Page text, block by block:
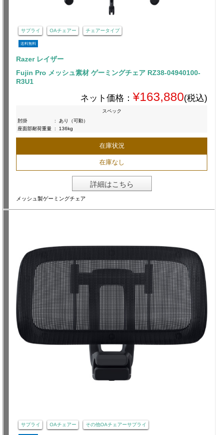
サプライ OAチェアー チェアータイプ
送料無料
Razer レイザー
Fujin Pro メッシュ素材 ゲーミングチェア RZ38-04940100-
R3U1
ネット価格： ¥163,880(税込)
スペック
肘掛
:
あり（可動）
座面部耐荷重量 : 136kg
在庫状況
在庫なし
詳細はこちら
メッシュ製ゲーミングチェア
サプライ OAチェアー その他OAチェアーサプライ